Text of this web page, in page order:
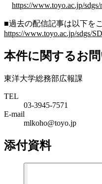
https://www.toyo.ac.jp/
■過去の配信記事は以下を
https://www.toyo.ac.jp/sdgs/
本件に関するお
東洋大学総務部広報課
TEL
03-3945-7571
E-mail
mlkoho@toyo.jp
添付資料